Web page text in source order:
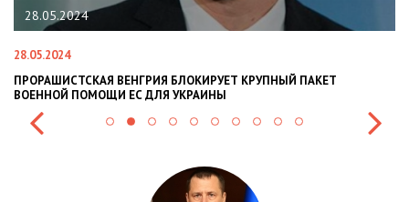
28.05.2024
28.05.2024
ПРОРАШИСТСКАЯ ВЕНГРИЯ БЛОКИРУЕТ КРУПНЫЙ ПАКЕТ
ВОЕННОЙ ПОМОЩИ ЕС ДЛЯ УКРАИНЫ